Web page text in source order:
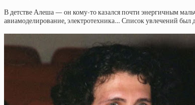
В детстве Алеша — он кому-то казался почти энергичным
авиамоделирование, электротехника… Список увлечений